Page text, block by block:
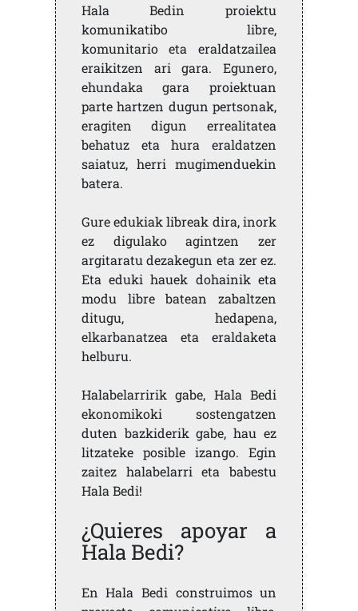
Hala Bedin proiektu
komunikatibo libre,
komunitario eta eraldatzailea
eraikitzen ari gara. Egunero,
ehundaka gara proiektuan
parte hartzen dugun pertsonak,
eragiten digun errealitatea
behatuz eta hura eraldatzen
saiatuz, herri mugimenduekin
batera.
Gure edukiak libreak dira, inork
ez digulako agintzen zer
argitaratu dezakegun eta zer ez.
Eta eduki hauek dohainik eta
modu libre batean zabaltzen
ditugu, hedapena,
elkarbanatzea eta eraldaketa
helburu.
Halabelarririk gabe, Hala Bedi
ekonomikoki sostengatzen
duten bazkiderik gabe, hau ez
litzateke posible izango. Egin
zaitez halabelarri eta babestu
Hala Bedi!
¿Quieres apoyar a
Hala Bedi?
En Hala Bedi construimos un